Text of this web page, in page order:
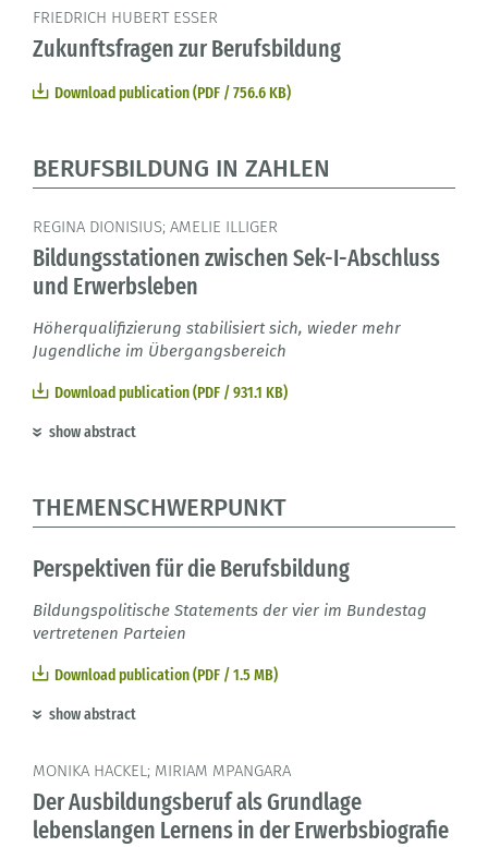
FRIEDRICH HUBERT ESSER
Zukunftsfragen zur Berufsbildung
Download publication (PDF / 756.6 KB)
BERUFSBILDUNG IN ZAHLEN
REGINA DIONISIUS; AMELIE ILLIGER
Bildungsstationen zwischen Sek-I-Abschluss
und Erwerbsleben
Höherqualifizierung stabilisiert sich, wieder mehr
Jugendliche im Übergangsbereich
Download publication (PDF / 931.1 KB)
show abstract
THEMENSCHWERPUNKT
Perspektiven für die Berufsbildung
Bildungspolitische Statements der vier im Bundestag
vertretenen Parteien
Download publication (PDF / 1.5 MB)
show abstract
MONIKA HACKEL; MIRIAM MPANGARA
Der Ausbildungsberuf als Grundlage
lebenslangen Lernens in der Erwerbsbiografie